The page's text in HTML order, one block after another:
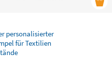
personalisierter
für Textilien